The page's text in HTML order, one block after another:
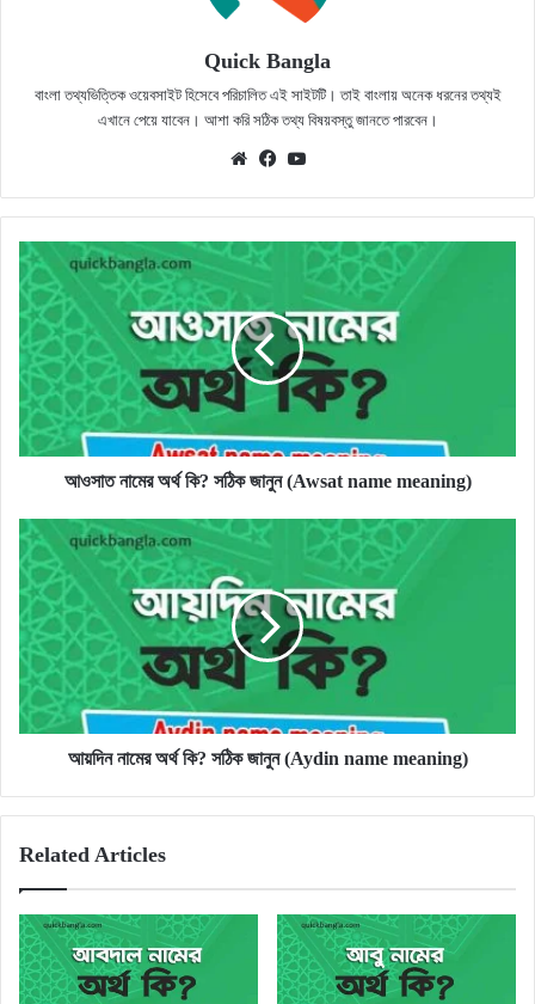
Quick Bangla
বাংলা তথ্যভিত্তিক ওয়েবসাইট হিসেবে পরিচালিত এই সাইটটি। তাই বাংলায় অনেক ধরনের তথ্যই
এখানে পেয়ে যাবেন। আশা করি সঠিক তথ্য বিষয়বস্তু জানতে পারবেন।
WebsiteFacebook
আওসাত
নামের
অর্থ
কি?
সঠিক
জানুন
(Awsat
name
meaning)
আওসাত নামের অর্থ কি? সঠিক জানুন (Awsat name meaning)
আয়দিন
নামের
অর্থ
কি?
সঠিক
জানুন
(Aydin
name
meaning)
আয়দিন নামের অর্থ কি? সঠিক জানুন (Aydin name meaning)
Related Articles